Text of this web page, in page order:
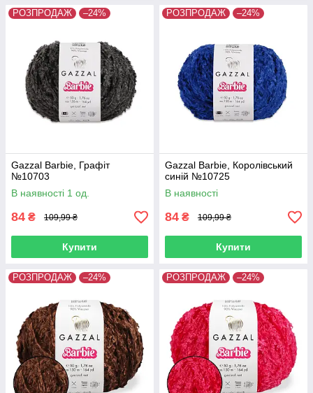
РОЗПРОДАЖ –24%
Gazzal Barbie, Графіт
№10703
В наявності 1 од.
84 ₴ 109,99 ₴
Купити
РОЗПРОДАЖ –24%
Gazzal Barbie, Королівський
синій №10725
В наявності
84 ₴ 109,99 ₴
Купити
РОЗПРОДАЖ –24% РОЗПРОДАЖ –24%